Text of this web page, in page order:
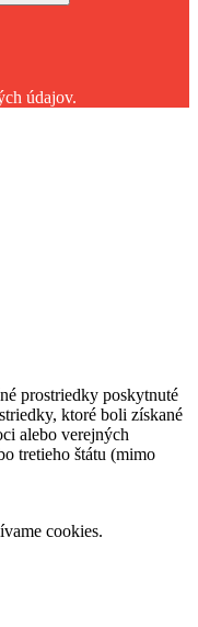
údajov.
prostriedky poskytnuté
ktoré boli získané
alebo verejných
tretieho štátu (mimo
cookies.